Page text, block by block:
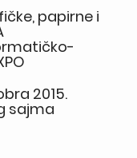
papirne i
2015.
sajma